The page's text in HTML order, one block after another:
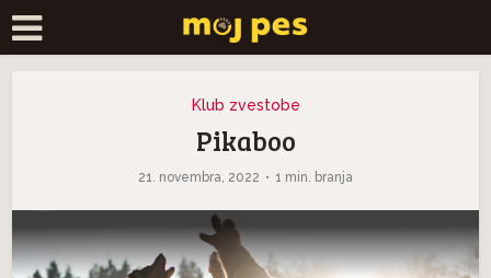
Klub zvestobe
Pikaboo
21. novembra, 2022 1 min. branja